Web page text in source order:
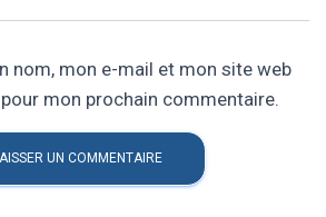
nom, mon e-mail et mon site web
mon prochain commentaire.